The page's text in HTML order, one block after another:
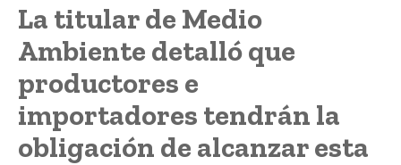
La titular de Medio
Ambiente detalló que
productores e
importadores tendrán la
obligación de alcanzar esta